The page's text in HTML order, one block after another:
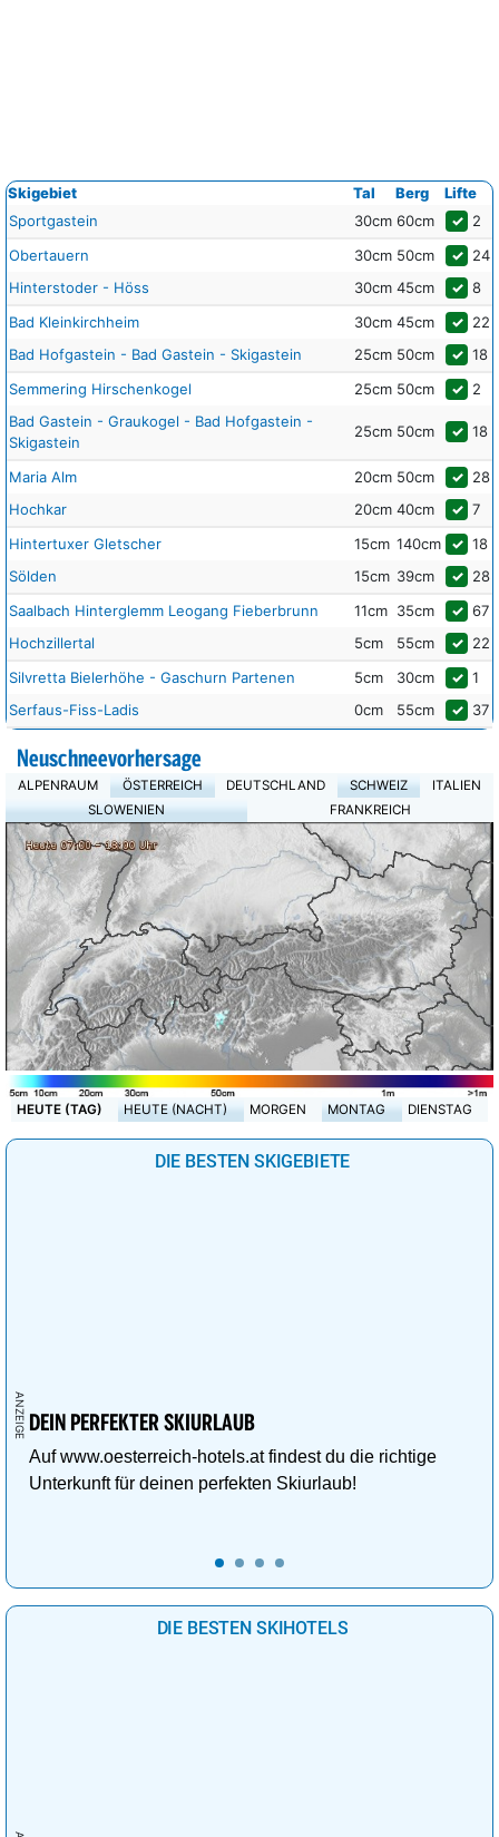
Skigebiet Tal Berg
Lifte
Sportgastein
30cm 60cm ✓ 2
Obertauern
30cm 50cm ✓ 24
Hinterstoder - Höss
30cm 45cm ✓ 8
Bad Kleinkirchheim
30cm 45cm ✓ 22
Bad Hofgastein - Bad Gastein - Skigastein
25cm 50cm ✓ 18
Semmering Hirschenkogel
25cm 50cm ✓ 2
Bad Gastein - Graukogel - Bad Hofgastein -
Skigastein
25cm 50cm ✓ 18
Maria Alm 20cm 50cm ✓ 28
Hochkar
20cm 40cm ✓ 7
Hintertuxer Gletscher
15cm 140cm ✓ 18
Sölden
15cm 39cm ✓ 28
Saalbach Hinterglemm Leogang Fieberbrunn
11cm 35cm ✓ 67
Hochzillertal
5cm 55cm ✓ 22
Silvretta Bielerhöhe - Gaschurn Partenen
5cm 30cm ✓ 1
Serfaus-Fiss-Ladis
0cm 55cm ✓ 37
Neuschneevorhersage
ALPENRAUM ÖSTERREICH DEUTSCHLAND SCHWEIZ
ITALIEN
SLOWENIEN
FRANKREICH
HEUTE (TAG) HEUTE (NACHT) MORGEN MONTAG DIENSTAG
DIE BESTEN SKIGEBIETE
DEIN PERFEKTER SKIURLAUB
Auf www.oesterreich-hotels.at findest du die richtige
Unterkunft für deinen perfekten Skiurlaub!
DIE BESTEN SKIHOTELS